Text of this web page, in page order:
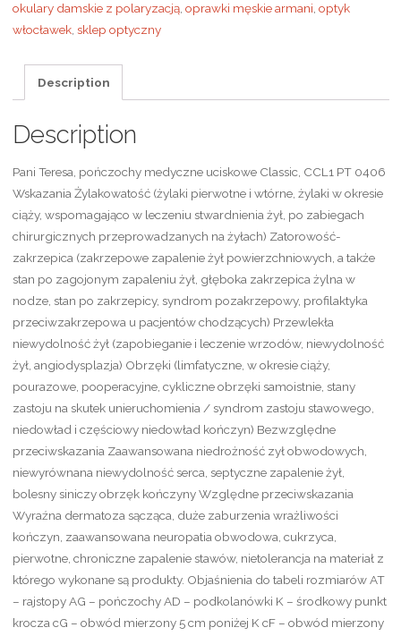
okulary damskie z polaryzacją, oprawki męskie armani, optyk
włocławek, sklep optyczny
Description
Description
Pani Teresa, pończochy medyczne uciskowe Classic, CCL1 PT 0406
Wskazania Żylakowatość (żylaki pierwotne i wtórne, żylaki w okresie
ciąży, wspomagająco w leczeniu stwardnienia żył, po zabiegach
chirurgicznych przeprowadzanych na żyłach) Zatorowość-
zakrzepica (zakrzepowe zapalenie żył powierzchniowych, a także
stan po zagojonym zapaleniu żył, głęboka zakrzepica żylna w
nodze, stan po zakrzepicy, syndrom pozakrzepowy, profilaktyka
przeciwzakrzepowa u pacjentów chodzących) Przewlekła
niewydolność żył (zapobieganie i leczenie wrzodów, niewydolność
żył, angiodysplazja) Obrzęki (limfatyczne, w okresie ciąży,
pourazowe, pooperacyjne, cykliczne obrzęki samoistnie, stany
zastoju na skutek unieruchomienia / syndrom zastoju stawowego,
niedowład i częściowy niedowład kończyn) Bezwzględne
przeciwskazania Zaawansowana niedrożność zył obwodowych,
niewyrównana niewydolność serca, septyczne zapalenie żył,
bolesny siniczy obrzęk kończyny Względne przeciwskazania
Wyraźna dermatoza sącząca, duże zaburzenia wrażliwości
kończyn, zaawansowana neuropatia obwodowa, cukrzyca,
pierwotne, chroniczne zapalenie stawów, nietolerancja na materiał z
którego wykonane są produkty. Objaśnienia do tabeli rozmiarów AT
– rajstopy AG – pończochy AD – podkolanówki K – środkowy punkt
krocza cG – obwód mierzony 5 cm poniżej K cF – obwód mierzony